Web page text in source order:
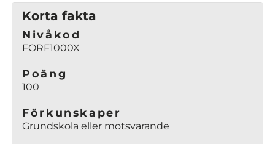
Korta fakta
Nivåkod
FORF1000X
Poäng
100
Förkunskaper
Grundskola eller motsvarande